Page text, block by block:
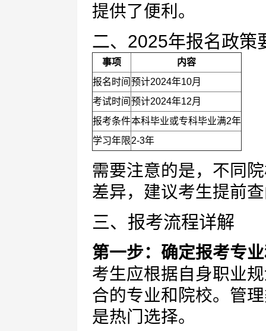
提供了便利。
二、2025年报名政策
事项
内容
报名时间 预计2024年10月
考试时间 预计2024年12月
报考条件本科毕业或专科毕业满2年
学习年限2-3年
需要注意的是，不同
差异，建议考生提前
三、报考流程详解
第一步：确定报考专
考生应根据自身职业
合的专业和院校。管
是热门选择。